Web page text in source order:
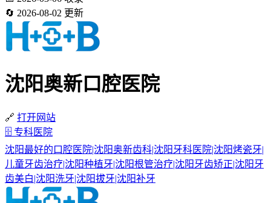
🔄 2026-08-02 更新
沈阳奥新口腔医院
🔗 打开网站
🗄 专科医院
沈阳最好的口腔医院|沈阳奥新齿科|沈阳牙科医院|沈阳烤瓷牙|
儿童牙齿治疗|沈阳种植牙|沈阳根管治疗|沈阳牙齿矫正|沈阳牙
齿美白|沈阳洗牙|沈阳拔牙|沈阳补牙